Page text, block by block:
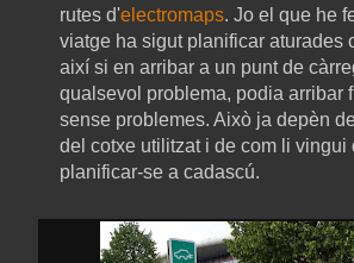
rutes d'electromaps. Jo el que he
viatge ha sigut planificar aturades
així si en arribar a un punt de
qualsevol problema, podia arribar
sense problemes. Això ja depèn
del cotxe utilitzat i de com li vingui
planificar-se a cadascú.